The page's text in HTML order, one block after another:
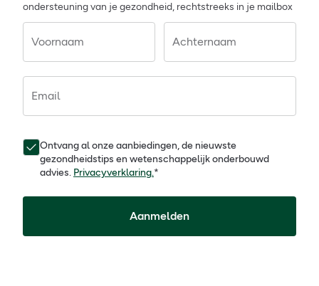
ondersteuning van je gezondheid, rechtstreeks in je mailbox
Voornaam Achternaam
Email
Ontvang al onze aanbiedingen, de nieuwste
gezondheidstips en wetenschappelijk onderbouwd
advies. Privacyverklaring.*
Aanmelden